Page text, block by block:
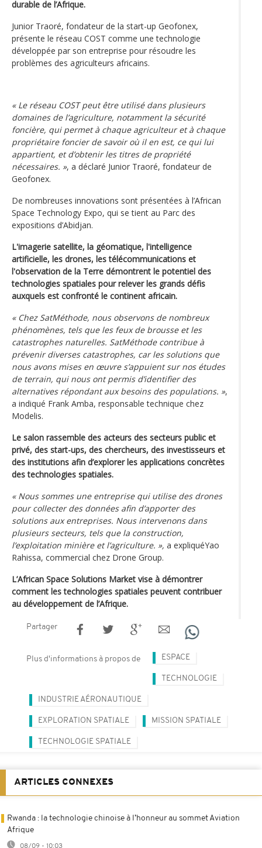
durable de l’Afrique.
Junior Traoré, fondateur de la start-up Geofonex,
présente le réseau COST comme une technologie
développée par son entreprise pour résoudre les
problèmes des agriculteurs africains.
« Le réseau COST peut être utilisé dans plusieurs
domaines de l’agriculture, notamment la sécurité
foncière, qui permet à chaque agriculteur et à chaque
propriétaire foncier de savoir où il en est, ce qui lui
appartient, et d’obtenir les titres de propriété
nécessaires. », a déclaré Junior Traoré, fondateur de
Geofonex.
De nombreuses innovations sont présentées à l’African
Space Technology Expo, qui se tient au Parc des
expositions d’Abidjan.
L'imagerie satellite, la géomatique, l'intelligence
artificielle, les drones, les télécommunications et
l'observation de la Terre démontrent le potentiel des
technologies spatiales pour relever les grands défis
auxquels est confronté le continent africain.
« Chez SatMéthode, nous observons de nombreux
phénomènes, tels que les feux de brousse et les
catastrophes naturelles. SatMéthode contribue à
prévenir diverses catastrophes, car les solutions que
nous avons mises en œuvre s’appuient sur nos études
de terrain, qui nous ont permis d’identifier des
alternatives répondant aux besoins des populations. »,
a indiqué Frank Amba, responsable technique chez
Modelis.
Le salon rassemble des acteurs des secteurs public et
privé, des start-ups, des chercheurs, des investisseurs et
des institutions afin d’explorer les applications concrètes
des technologies spatiales.
« Nous sommes une entreprise qui utilise des drones
pour collecter des données afin d’apporter des
solutions aux entreprises. Nous intervenons dans
plusieurs secteurs, tels que la construction,
l’exploitation minière et l’agriculture. », a expliquéYao
Rahissa, commercial chez Drone Group.
L’African Space Solutions Market vise à démontrer
comment les technologies spatiales peuvent contribuer
au développement de l’Afrique.
Partager
Plus d'informations à propos de ESPACE
TECHNOLOGIE
INDUSTRIE AÉRONAUTIQUE
EXPLORATION SPATIALE MISSION SPATIALE
TECHNOLOGIE SPATIALE
ARTICLES CONNEXES
Rwanda : la technologie chinoise à l’honneur au sommet Aviation
Afrique
08/09 - 10:03